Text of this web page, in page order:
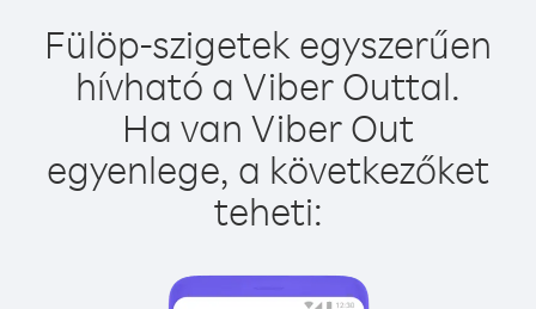
Fülöp-szigetek egyszerűen
hívható a Viber Outtal.
Ha van Viber Out
egyenlege, a következőket
teheti: